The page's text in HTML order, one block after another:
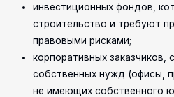
инвестиционных фондов,
строительство и требуют
правовыми рисками;
корпоративных
собственных нужд (офисы,
не имеющих собственного